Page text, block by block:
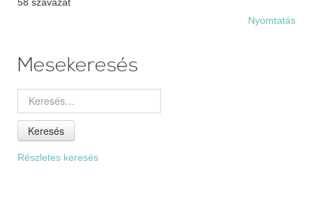
Nyomtatás
Mesekeresés
Keresés
Részletes keresés